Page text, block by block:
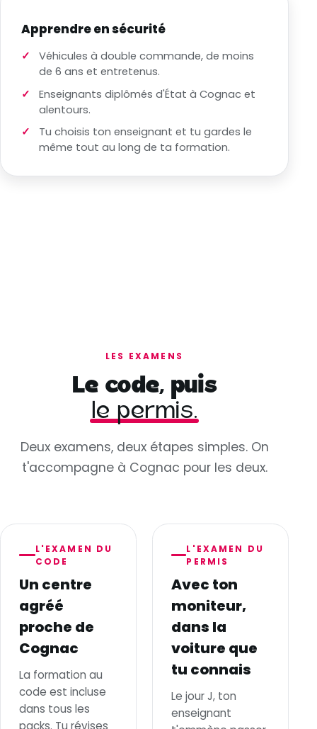
Apprendre en sécurité
Véhicules à double commande, de moins
de 6 ans et entretenus.
Enseignants diplômés d'État à Cognac et
alentours.
Tu choisis ton enseignant et tu gardes le
même tout au long de ta formation.
LES EXAMENS
Le code, puis
le permis.
Deux examens, deux étapes simples. On
t'accompagne à Cognac pour les deux.
L'EXAMEN DU
CODE
Un centre
agréé
proche de
Cognac
La formation au
code est incluse
dans tous les
packs. Tu révises
L'EXAMEN DU
PERMIS
Avec ton
moniteur,
dans la
voiture que
tu connais
Le jour J, ton
enseignant